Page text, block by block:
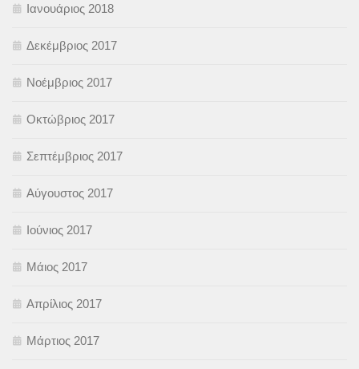
Ιανουάριος 2018
Δεκέμβριος 2017
Νοέμβριος 2017
Οκτώβριος 2017
Σεπτέμβριος 2017
Αύγουστος 2017
Ιούνιος 2017
Μάιος 2017
Απρίλιος 2017
Μάρτιος 2017